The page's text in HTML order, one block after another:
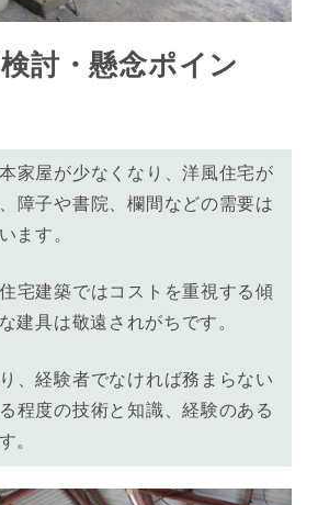
討・懸念ポイン
家屋が少なくなり、洋風住宅が
障子や書院、欄間などの需要は
ます。
宅建築ではコストを重視する傾
建具は敬遠されがちです。
、経験者でなければ務まらない
程度の技術と知識、経験のある
。